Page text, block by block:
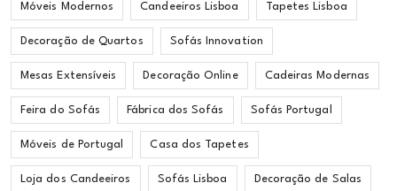
Móveis Modernos Candeeiros Lisboa Tapetes Lisboa
Decoração de Quartos Sofás Innovation
Mesas Extensíveis Decoração Online Cadeiras Modernas
Feira do Sofás Fábrica dos Sofás Sofás Portugal
Móveis de Portugal Casa dos Tapetes
Loja dos Candeeiros Sofás Lisboa Decoração de Salas